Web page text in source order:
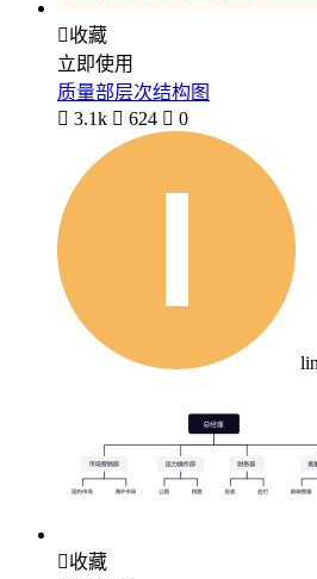
收藏
立即使用
质量部层次结构图
 3.1k  624  0
收藏